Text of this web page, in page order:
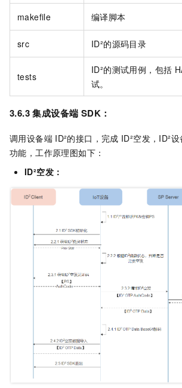
makefile 编译脚本
src ID²的源码目录
tests
ID²的测试用例，包括
试。
3.6.3 集成设备端 SDK：
调用设备端 ID²的接口，完成 ID²空发，ID²
功能，工作原理图如下：
ID²空发：